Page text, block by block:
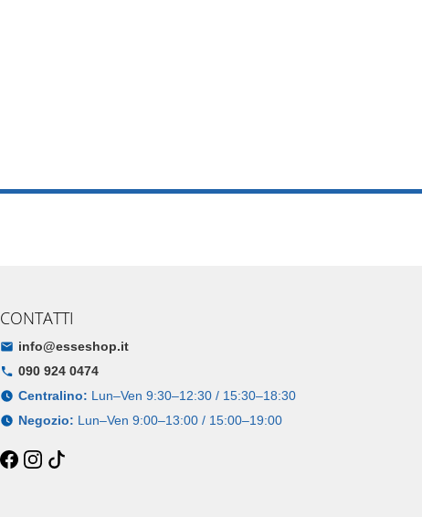
CONTATTI
info@esseshop.it
090 924 0474
Centralino: Lun–Ven 9:30–12:30 / 15:30–18:30
Negozio: Lun–Ven 9:00–13:00 / 15:00–19:00